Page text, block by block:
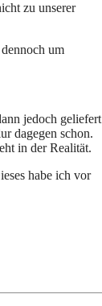
zu unserer
um
jedoch geliefert
dagegen schon.
in der Realität.
habe ich vor